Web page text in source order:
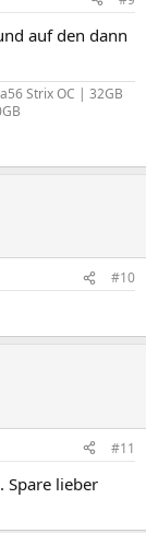
auf den dann
Strix OC | 32GB
#10
#11
Spare lieber